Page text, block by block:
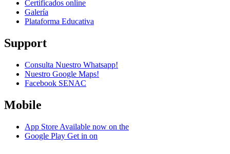
Certificados online
Galería
Plataforma Educativa
Support
Consulta Nuestro Whatsapp!
Nuestro Google Maps!
Facebook SENAC
Mobile
App Store Available now on the
Google Play Get in on